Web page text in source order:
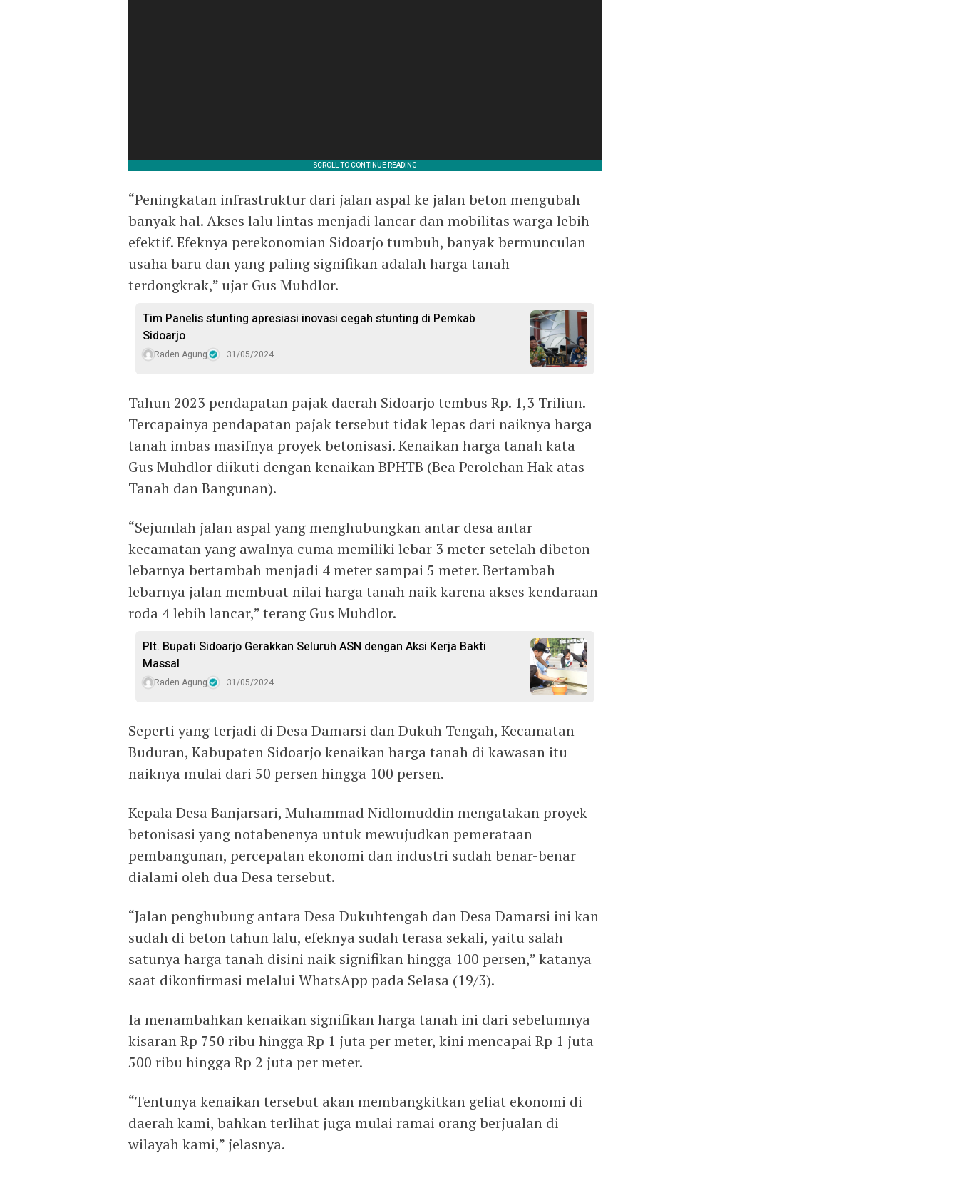
“Peningkatan infrastruktur dari jalan aspal ke jalan beton mengubah
banyak hal. Akses lalu lintas menjadi lancar dan mobilitas warga lebih
efektif. Efeknya perekonomian Sidoarjo tumbuh, banyak bermunculan
usaha baru dan yang paling signifikan adalah harga tanah
terdongkrak,” ujar Gus Muhdlor.
Tim Panelis stunting apresiasi inovasi cegah stunting di Pemkab
Sidoarjo
Raden Agung 31/05/2024
Tahun 2023 pendapatan pajak daerah Sidoarjo tembus Rp. 1,3 Triliun.
Tercapainya pendapatan pajak tersebut tidak lepas dari naiknya harga
tanah imbas masifnya proyek betonisasi. Kenaikan harga tanah kata
Gus Muhdlor diikuti dengan kenaikan BPHTB (Bea Perolehan Hak atas
Tanah dan Bangunan).
“Sejumlah jalan aspal yang menghubungkan antar desa antar
kecamatan yang awalnya cuma memiliki lebar 3 meter setelah dibeton
lebarnya bertambah menjadi 4 meter sampai 5 meter. Bertambah
lebarnya jalan membuat nilai harga tanah naik karena akses kendaraan
roda 4 lebih lancar,” terang Gus Muhdlor.
Plt. Bupati Sidoarjo Gerakkan Seluruh ASN dengan Aksi Kerja Bakti
Massal
Raden Agung 31/05/2024
Seperti yang terjadi di Desa Damarsi dan Dukuh Tengah, Kecamatan
Buduran, Kabupaten Sidoarjo kenaikan harga tanah di kawasan itu
naiknya mulai dari 50 persen hingga 100 persen.
Kepala Desa Banjarsari, Muhammad Nidlomuddin mengatakan proyek
betonisasi yang notabenenya untuk mewujudkan pemerataan
pembangunan, percepatan ekonomi dan industri sudah benar-benar
dialami oleh dua Desa tersebut.
“Jalan penghubung antara Desa Dukuhtengah dan Desa Damarsi ini kan
sudah di beton tahun lalu, efeknya sudah terasa sekali, yaitu salah
satunya harga tanah disini naik signifikan hingga 100 persen,” katanya
saat dikonfirmasi melalui WhatsApp pada Selasa (19/3).
Ia menambahkan kenaikan signifikan harga tanah ini dari sebelumnya
kisaran Rp 750 ribu hingga Rp 1 juta per meter, kini mencapai Rp 1 juta
500 ribu hingga Rp 2 juta per meter.
“Tentunya kenaikan tersebut akan membangkitkan geliat ekonomi di
daerah kami, bahkan terlihat juga mulai ramai orang berjualan di
wilayah kami,” jelasnya.